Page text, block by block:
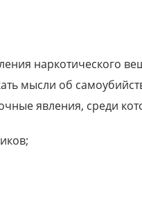
наркотического
мысли об
явления, среди
в руки